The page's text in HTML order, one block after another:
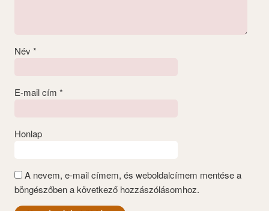
Név *
E-mail cím *
Honlap
A nevem, e-mail címem, és weboldalcímem mentése a
böngészőben a következő hozzászólásomhoz.